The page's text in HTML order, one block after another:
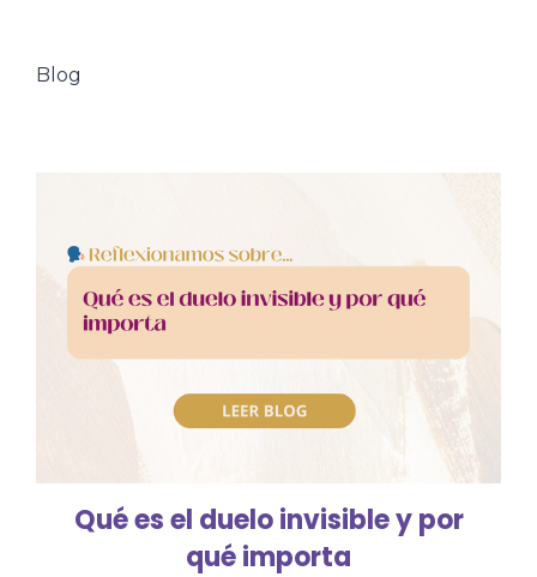
Blog
Qué es el duelo invisible y por
qué importa